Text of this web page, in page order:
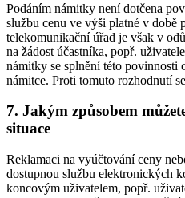
Podáním námitky není dotčena
službu cenu ve výši platné v době
telekomunikační úřad je však v
na žádost účastníka, popř.
námitky se splnění této povinnosti
námitce. Proti tomuto rozhodnutí
7. Jakým způsobem
situace
Reklamaci na vyúčtování ceny
dostupnou službu elektronických
koncovým uživatelem, popř.